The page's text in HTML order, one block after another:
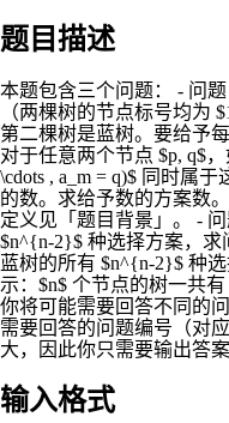
题目描述
本题包含三个问题： - 问
（两棵树的节点标号均为
第二棵树是蓝树。要给予
对于任意两个节点 $p, q$
\cdots , a_m = q)$ 同时属
的数。求给予数的方案数
定义见「题目背景」。 -
$n^{n-2}$ 种选择方案，求
蓝树的所有 $n^{n-2}$ 种
示：$n$ 个节点的树一共
你将可能需要回答不同的
需要回答的问题编号（对
大，因此你只需要输出答案
输入格式